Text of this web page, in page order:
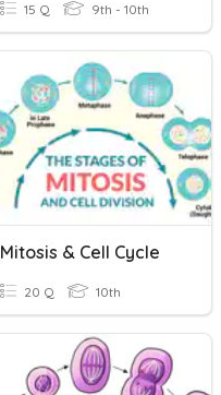
15 Q 9th - 10th
Mitosis & Cell Cycle
20 Q 10th